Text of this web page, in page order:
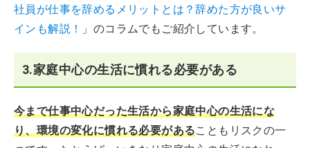
社員が仕事を辞めるメリットとは？辞めた方が良いサ
インも解説！
」のコラムでもご紹介しています。
3.家庭中心の生活に慣れる必要がある
今まで仕事中心だった生活から家庭中心の生活にな
り、環境の変化に慣れる必要があることもリスクの一